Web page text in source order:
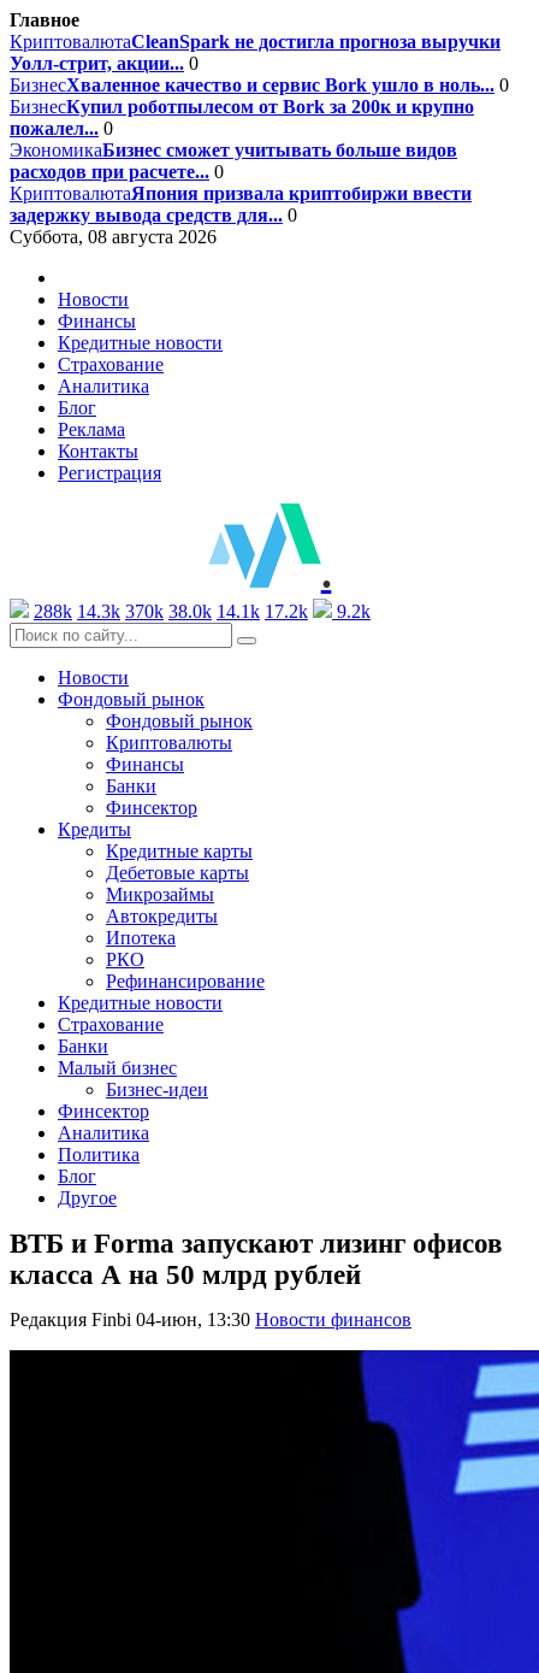
Главное
КриптовалютаCleanSpark не достигла прогноза выручки
Уолл-стрит, акции... 0
БизнесХваленное качество и сервис Bork ушло в ноль... 0
БизнесКупил роботпылесом от Bork за 200к и крупно
пожалел... 0
ЭкономикаБизнес сможет учитывать больше видов
расходов при расчете... 0
КриптовалютаЯпония призвала криптобиржи ввести
задержку вывода средств для... 0
Суббота, 08 августа 2026
Новости
Финансы
Кредитные новости
Страхование
Аналитика
Блог
Реклама
Контакты
Регистрация
.
288k 14.3k 370k 38.0k 14.1k 17.2k 9.2k
Новости
Фондовый рынок
Фондовый рынок
Криптовалюты
Финансы
Банки
Финсектор
Кредиты
Кредитные карты
Дебетовые карты
Микрозаймы
Автокредиты
Ипотека
РКО
Рефинансирование
Кредитные новости
Страхование
Банки
Малый бизнес
Бизнес-идеи
Финсектор
Аналитика
Политика
Блог
Другое
ВТБ и Forma запускают лизинг офисов
класса А на 50 млрд рублей
Редакция Finbi 04-июн, 13:30 Новости финансов